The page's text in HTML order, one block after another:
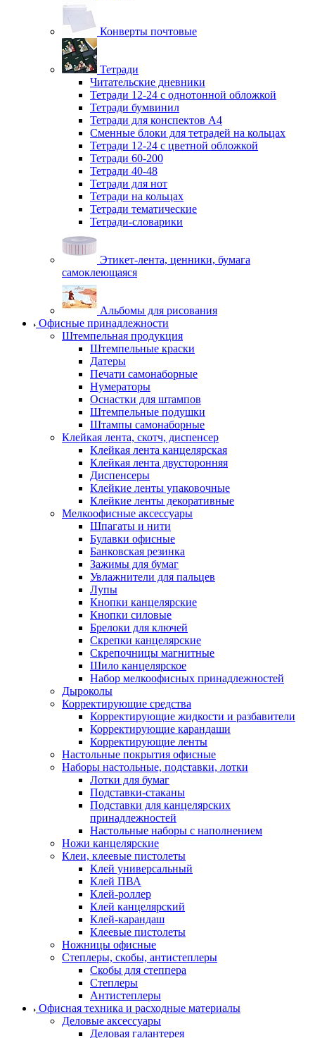
Конверты почтовые
Тетради
Читательские дневники
Тетради 12-24 с однотонной обложкой
Тетради бумвинил
Тетради для конспектов А4
Сменные блоки для тетрадей на кольцах
Тетради 12-24 с цветной обложкой
Тетради 60-200
Тетради 40-48
Тетради для нот
Тетради на кольцах
Тетради тематические
Тетради-словарики
Этикет-лента, ценники, бумага
самоклеющаяся
Альбомы для рисования
Офисные принадлежности
Штемпельная продукция
Штемпельные краски
Датеры
Печати самонаборные
Нумераторы
Оснастки для штампов
Штемпельные подушки
Штампы самонаборные
Клейкая лента, скотч, диспенсер
Клейкая лента канцелярская
Клейкая лента двусторонняя
Диспенсеры
Клейкие ленты упаковочные
Клейкие ленты декоративные
Мелкоофисные аксессуары
Шпагаты и нити
Булавки офисные
Банковская резинка
Зажимы для бумаг
Увлажнители для пальцев
Лупы
Кнопки канцелярские
Кнопки силовые
Брелоки для ключей
Скрепки канцелярские
Скрепочницы магнитные
Шило канцелярское
Набор мелкоофисных принадлежностей
Дыроколы
Корректирующие средства
Корректирующие жидкости и разбавители
Корректирующие карандаши
Корректирующие ленты
Настольные покрытия офисные
Наборы настольные, подставки, лотки
Лотки для бумаг
Подставки-стаканы
Подставки для канцелярских
принадлежностей
Настольные наборы с наполнением
Ножи канцелярские
Клеи, клеевые пистолеты
Клей универсальный
Клей ПВА
Клей-роллер
Клей канцелярский
Клей-карандаш
Клеевые пистолеты
Ножницы офисные
Степлеры, скобы, антистеплеры
Скобы для степпера
Степлеры
Антистеплеры
Офисная техника и расходные материалы
Деловые аксессуары
Деловая галантерея